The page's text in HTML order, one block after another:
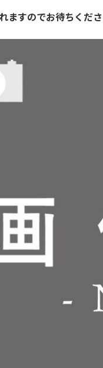
ますのでお待ちくだ